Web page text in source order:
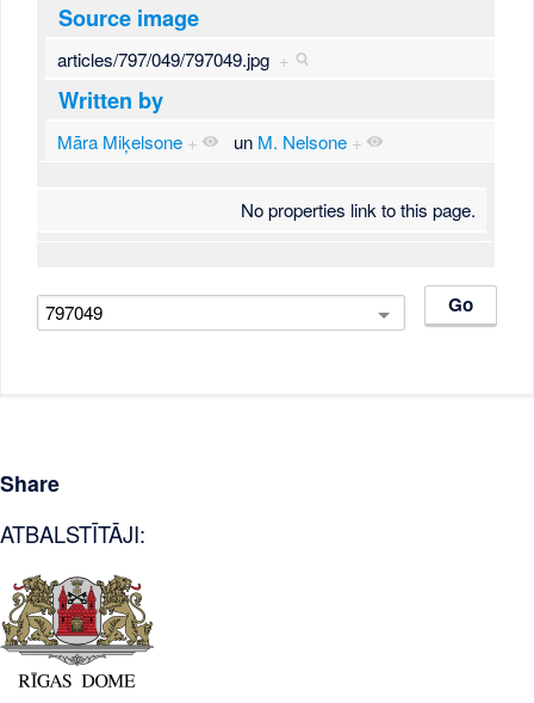
Source image
articles/797/049/797049.jpg +
Written by
Māra Miķelsone + un M. Nelsone +
No properties link to this page.
Share
ATBALSTĪTĀJI: